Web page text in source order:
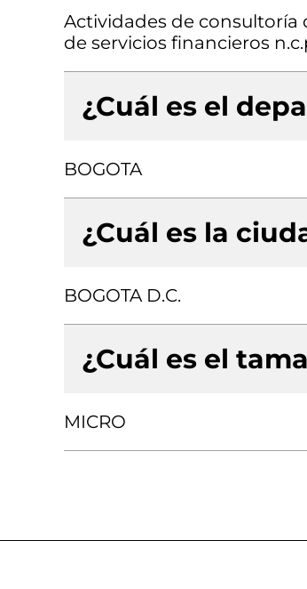
Actividades de consultoría
de servicios financieros
¿Cuál es el
BOGOTA
¿Cuál es la
BOGOTA D.C.
¿Cuál es el
MICRO